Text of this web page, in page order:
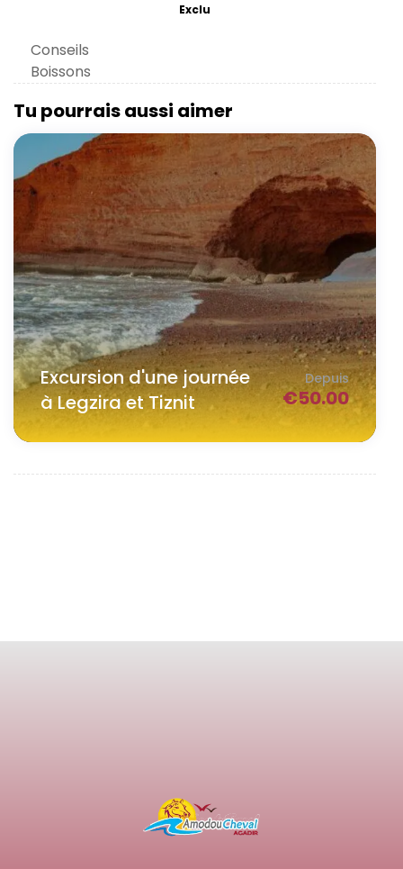
Exclu
Conseils
Boissons
Tu pourrais aussi aimer
Excursion d'une journée
à Legzira et Tiznit
Depuis
€50.00